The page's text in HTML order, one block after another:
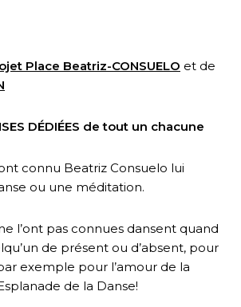
Place Beatriz-CONSUELO et de
DÉDIÉES de tout un chacune
connu Beatriz Consuelo lui
ou une méditation.
l’ont pas connues dansent quand
de présent ou d’absent, pour
exemple pour l’amour de la
de la Danse!